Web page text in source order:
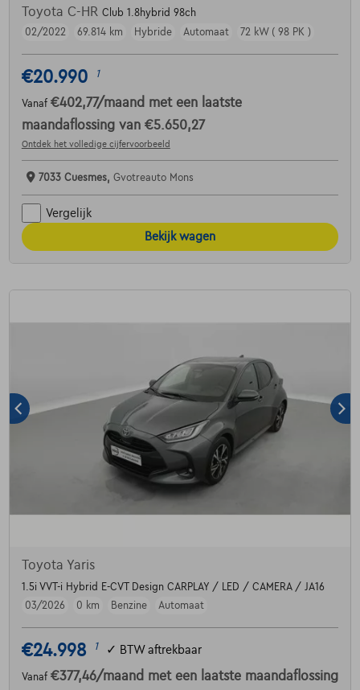
Toyota C-HR Club 1.8hybrid 98ch
02/2022
69.814 km Hybride Automaat 72 kW ( 98 PK )
€20.990 1
Vanaf €402,77/maand met een laatste
maandaflossing van €5.650,27
Ontdek het volledige cijfervoorbeeld
7033 Cuesmes, Gvotreauto Mons
Vergelijk
Bekijk wagen
Toyota Yaris
1.5i VVT-i Hybrid E-CVT Design CARPLAY / LED / CAMERA / JA16
03/2026
0 km Benzine Automaat
€24.998 1 ✓ BTW aftrekbaar
Vanaf €377,46/maand met een laatste maandaflossing